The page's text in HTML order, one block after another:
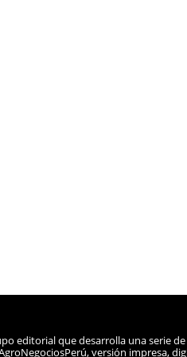
editorial que desarrolla una serie
versión impresa,